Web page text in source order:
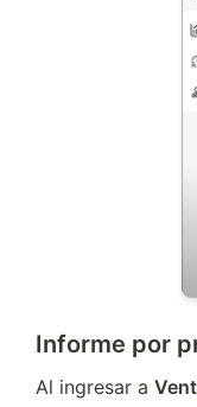
Informe por
Al ingresar a